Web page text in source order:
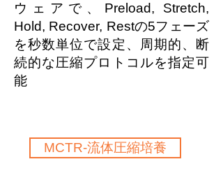
ウェアで、Preload, Stretch,
Hold, Recover, Restの5フェーズ
を秒数単位で設定、周期的、断
続的な圧縮プロトコルを指定可
能
MCTR-流体圧縮培養